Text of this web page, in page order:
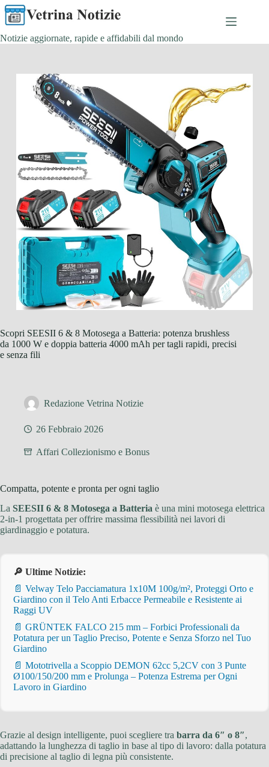
Salta
al
contenuto
Notizie aggiornate, rapide e affidabili dal mondo
Scopri SEESII 6 & 8 Motosega a Batteria: potenza brushless
da 1000 W e doppia batteria 4000 mAh per tagli rapidi, precisi
e senza fili
Redazione Vetrina Notizie
26 Febbraio 2026
Affari Collezionismo e Bonus
Compatta, potente e pronta per ogni taglio
La SEESII 6 & 8 Motosega a Batteria è una mini motosega elettrica
2-in-1 progettata per offrire massima flessibilità nei lavori di
giardinaggio e potatura.
🔎 Ultime Notizie:
📄 Velway Telo Pacciamatura 1x10M 100g/m², Proteggi Orto e
Giardino con il Telo Anti Erbacce Permeabile e Resistente ai
Raggi UV
📄 GRÜNTEK FALCO 215 mm – Forbici Professionali da
Potatura per un Taglio Preciso, Potente e Senza Sforzo nel Tuo
Giardino
📄 Mototrivella a Scoppio DEMON 62cc 5,2CV con 3 Punte
Ø100/150/200 mm e Prolunga – Potenza Estrema per Ogni
Lavoro in Giardino
Grazie al design intelligente, puoi scegliere tra barra da 6″ o 8″,
adattando la lunghezza di taglio in base al tipo di lavoro: dalla potatura
di precisione al taglio di legna più consistente.